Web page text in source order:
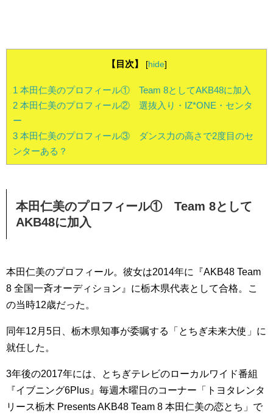
【目次】 [hide]
1 本田仁美のプロフィール① Team 8としてAKB48に加入
2 本田仁美のプロフィール② 選抜入り・IZ*ONE・センタ
ー
3 本田仁美のプロフィール③ ダンス力の高さで2度目のセ
ンターある？
本田仁美のプロフィール① Team 8として
AKB48に加入
本田仁美のプロフィール。彼女は2014年に『AKB48 Team
8 全国一斉オーディション』に栃木県代表として合格。こ
の当時12歳だった。
同年12月5日、栃木県知事が委嘱する「とちぎ未来大使」に
就任した。
3年後の2017年には、とちぎテレビのローカルワイド番組
『イブニング6Plus』毎週木曜日のコーナー「トヨタレンタ
リース栃木 Presents AKB48 Team 8 本田仁美の恋とち」で